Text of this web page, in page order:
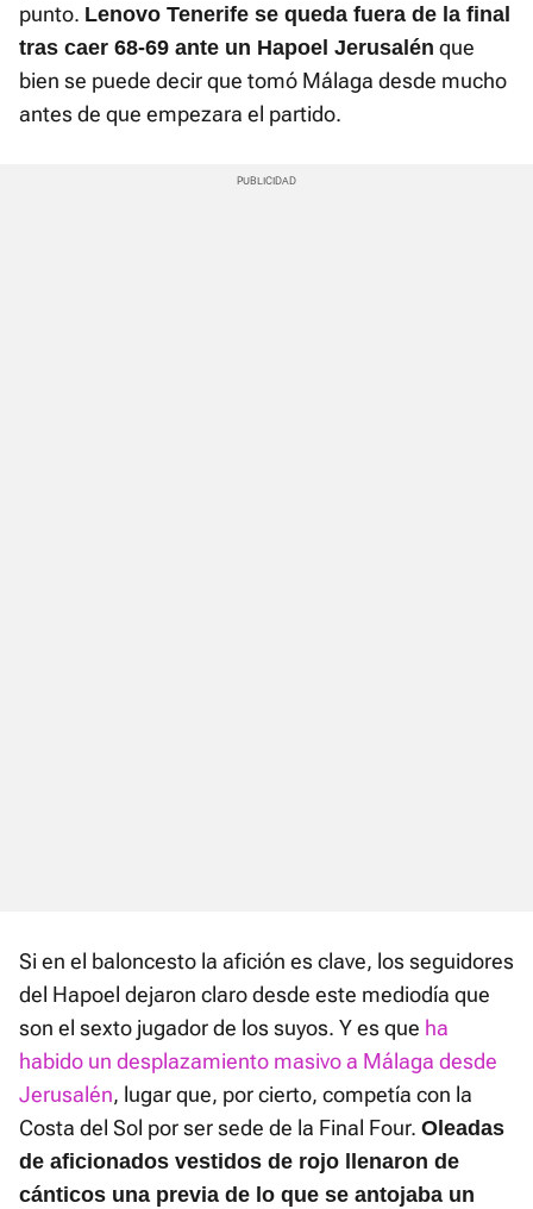
punto. Lenovo Tenerife se queda fuera de la final
tras caer 68-69 ante un Hapoel Jerusalén que
bien se puede decir que tomó Málaga desde mucho
antes de que empezara el partido.
Si en el baloncesto la afición es clave, los seguidores
del Hapoel dejaron claro desde este mediodía que
son el sexto jugador de los suyos. Y es que ha
habido un desplazamiento masivo a Málaga desde
Jerusalén, lugar que, por cierto, competía con la
Costa del Sol por ser sede de la Final Four. Oleadas
de aficionados vestidos de rojo llenaron de
cánticos una previa de lo que se antojaba un